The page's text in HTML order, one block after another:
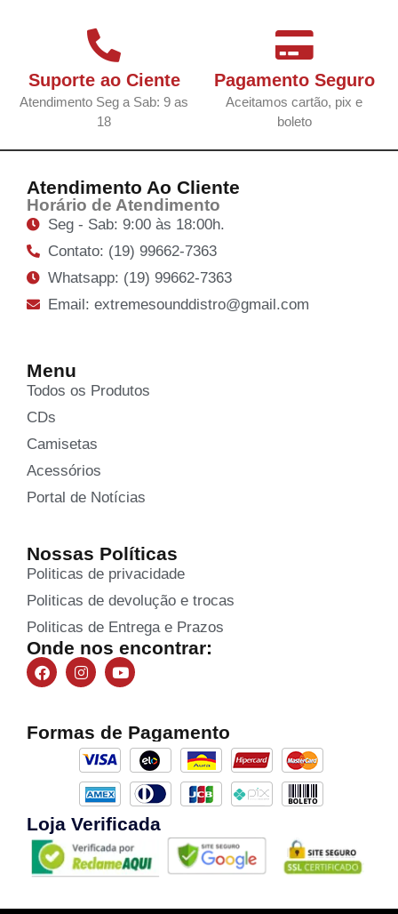
Suporte ao Ciente
Atendimento Seg a Sab: 9 as
18
Pagamento Seguro
Aceitamos cartão, pix e
boleto
Atendimento Ao Cliente
Horário de Atendimento
Seg - Sab: 9:00 às 18:00h.
Contato: (19) 99662-7363
Whatsapp: (19) 99662-7363
Email: extremesounddistro@gmail.com
Menu
Todos os Produtos
CDs
Camisetas
Acessórios
Portal de Notícias
Nossas Políticas
Politicas de privacidade
Politicas de devolução e trocas
Politicas de Entrega e Prazos
Onde nos encontrar:
Formas de Pagamento
Loja Verificada